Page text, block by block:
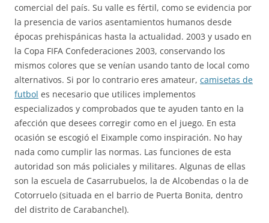
comercial del país. Su valle es fértil, como se evidencia por
la presencia de varios asentamientos humanos desde
épocas prehispánicas hasta la actualidad. 2003 y usado en
la Copa FIFA Confederaciones 2003, conservando los
mismos colores que se venían usando tanto de local como
alternativos. Si por lo contrario eres amateur, camisetas de
futbol es necesario que utilices implementos
especializados y comprobados que te ayuden tanto en la
afección que desees corregir como en el juego. En esta
ocasión se escogió el Eixample como inspiración. No hay
nada como cumplir las normas. Las funciones de esta
autoridad son más policiales y militares. Algunas de ellas
son la escuela de Casarrubuelos, la de Alcobendas o la de
Cotorruelo (situada en el barrio de Puerta Bonita, dentro
del distrito de Carabanchel).